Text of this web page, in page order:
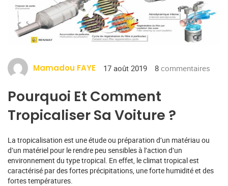
Mamadou FAYE 17 août 2019 8 commentaires
Pourquoi Et Comment
Tropicaliser Sa Voiture ?
La tropicalisation est une étude ou préparation d’un matériau ou
d’un matériel pour le rendre peu sensibles à l’action d’un
environnement du type tropical. En effet, le climat tropical est
caractérisé par des fortes précipitations, une forte humidité et des
fortes températures.